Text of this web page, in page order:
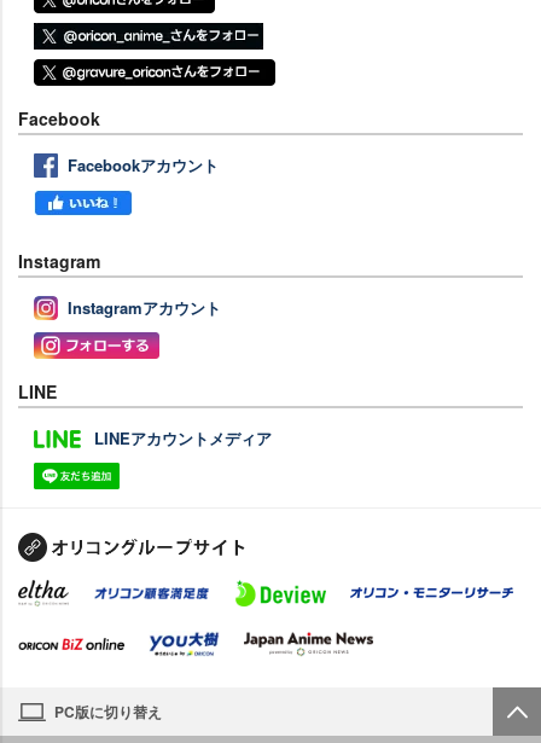
Facebook
Facebookアカウント
Instagram
Instagramアカウント
LINE
LINEアカウントメディア
PC版に切り替え